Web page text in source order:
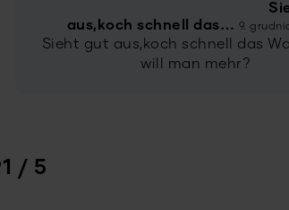
/ 5
aus,koch schnell das… 9.
Sieht gut aus,koch schnell das
will man mehr?